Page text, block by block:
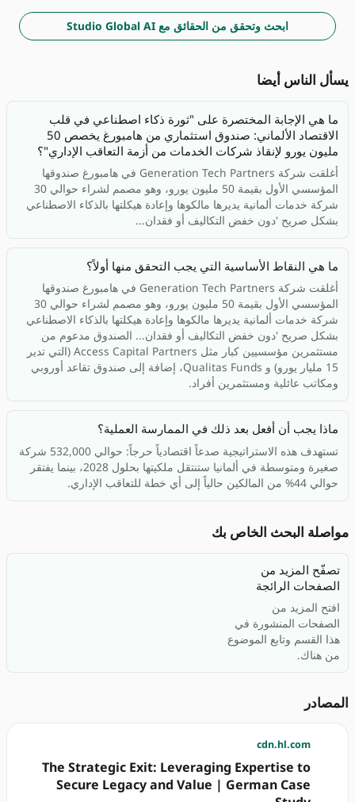
ابحث وتحقق من الحقائق مع Studio Global AI
يسأل الناس أيضا
ما هي الإجابة المختصرة على "ثورة ذكاء اصطناعي في قلب
الاقتصاد الألماني: صندوق استثماري من هامبورغ يخصص 50
مليون يورو لإنقاذ شركات الخدمات من أزمة التعاقب الإداري"؟
أغلقت شركة Generation Tech Partners في هامبورغ صندوقها
المؤسسي الأول بقيمة 50 مليون يورو، وهو مصمم لشراء حوالي 30
شركة خدمات ألمانية يديرها مالكوها وإعادة هيكلتها بالذكاء الاصطناعي
بشكل صريح 'دون خفض التكاليف أو فقدان...
ما هي النقاط الأساسية التي يجب التحقق منها أولاً؟
أغلقت شركة Generation Tech Partners في هامبورغ صندوقها
المؤسسي الأول بقيمة 50 مليون يورو، وهو مصمم لشراء حوالي 30
شركة خدمات ألمانية يديرها مالكوها وإعادة هيكلتها بالذكاء الاصطناعي
بشكل صريح 'دون خفض التكاليف أو فقدان... الصندوق مدعوم من
مستثمرين مؤسسيين كبار مثل Access Capital Partners (التي تدير
15 مليار يورو) و Qualitas Funds، إضافة إلى صندوق تقاعد أوروبي
ومكاتب عائلية ومستثمرين أفراد.
ماذا يجب أن أفعل بعد ذلك في الممارسة العملية؟
تستهدف هذه الاستراتيجية صدعاً اقتصادياً حرجاً: حوالي 532,000 شركة
صغيرة ومتوسطة في ألمانيا ستنتقل ملكيتها بحلول 2028، بينما يفتقر
حوالي 44% من المالكين حالياً إلى أي خطة للتعاقب الإداري.
مواصلة البحث الخاص بك
تصفّح المزيد من
الصفحات الرائجة
افتح المزيد من
الصفحات المنشورة في
هذا القسم وتابع الموضوع
من هناك.
المصادر
cdn.hl.com
The Strategic Exit: Leveraging Expertise to
Secure Legacy and Value | German Case